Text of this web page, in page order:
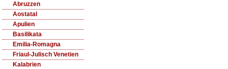
Abruzzen
Aostatal
Apulien
Basilikata
Emilia-Romagna
Friaul-Julisch Venetien
Kalabrien